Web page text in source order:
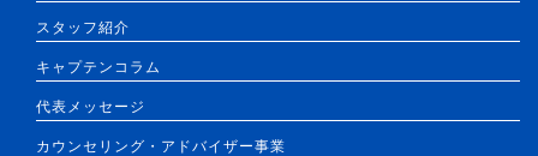
スタッフ紹介
キャプテンコラム
代表メッセージ
カウンセリング・アドバイザー事業